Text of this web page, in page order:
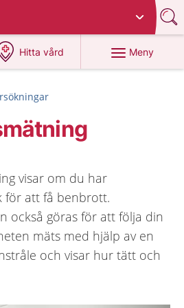
Hitta vård
på 1177.se
Meny
visar om du har
för att få benbrott.
också göras för att följa din
mäts med hjälp av en
och visar hur tätt och